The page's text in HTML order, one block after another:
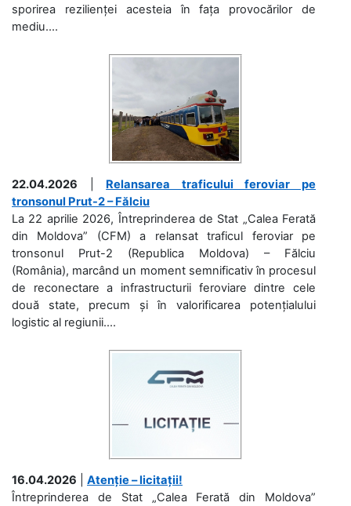
sporirea rezilienței acesteia în fața provocărilor de
mediu....
22.04.2026
Relansarea traficului feroviar pe
tronsonul Prut-2 – Fălciu
La 22 aprilie 2026, Întreprinderea de Stat „Calea Ferată
din Moldova” (CFM) a relansat traficul feroviar pe
tronsonul Prut-2 (Republica Moldova) – Fălciu
(România), marcând un moment semnificativ în procesul
de reconectare a infrastructurii feroviare dintre cele
două state, precum și în valorificarea potențialului
logistic al regiunii....
16.04.2026
Atenție – licitații!
Întreprinderea de Stat „Calea Ferată din Moldova”